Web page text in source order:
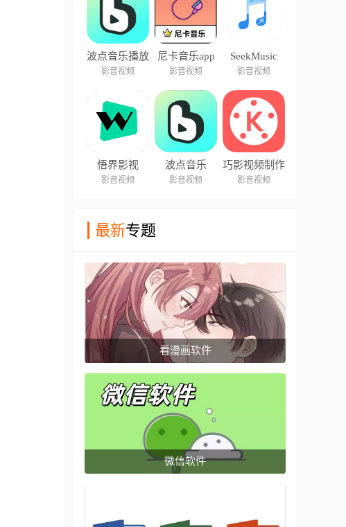
波点音乐播放
器
影音视频
尼卡音乐app
影音视频
SeekMusic
影音视频
悟界影视
影音视频
波点音乐
影音视频
巧影视频制作
软件
影音视频
最新专题
看漫画软件
微信软件